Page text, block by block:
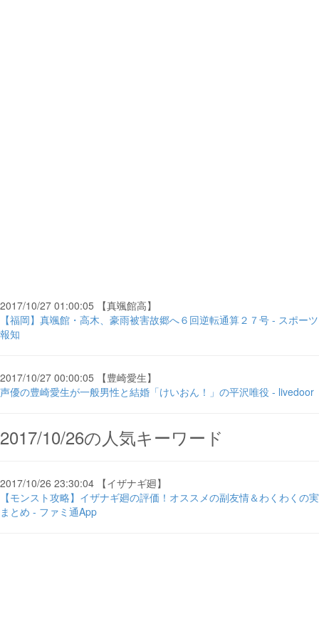
2017/10/27 01:00:05 【真颯館高】
【福岡】真颯館・高木、豪雨被害故郷へ６回逆転通算２７号 - スポーツ
報知
2017/10/27 00:00:05 【豊崎愛生】
声優の豊崎愛生が一般男性と結婚「けいおん！」の平沢唯役 - livedoor
2017/10/26の人気キーワード
2017/10/26 23:30:04 【イザナギ廻】
【モンスト攻略】イザナギ廻の評価！オススメの副友情＆わくわくの実
まとめ - ファミ通App